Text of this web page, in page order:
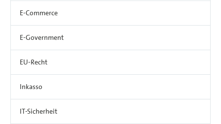
E-Commerce
E-Government
EU-Recht
Inkasso
IT-Sicherheit